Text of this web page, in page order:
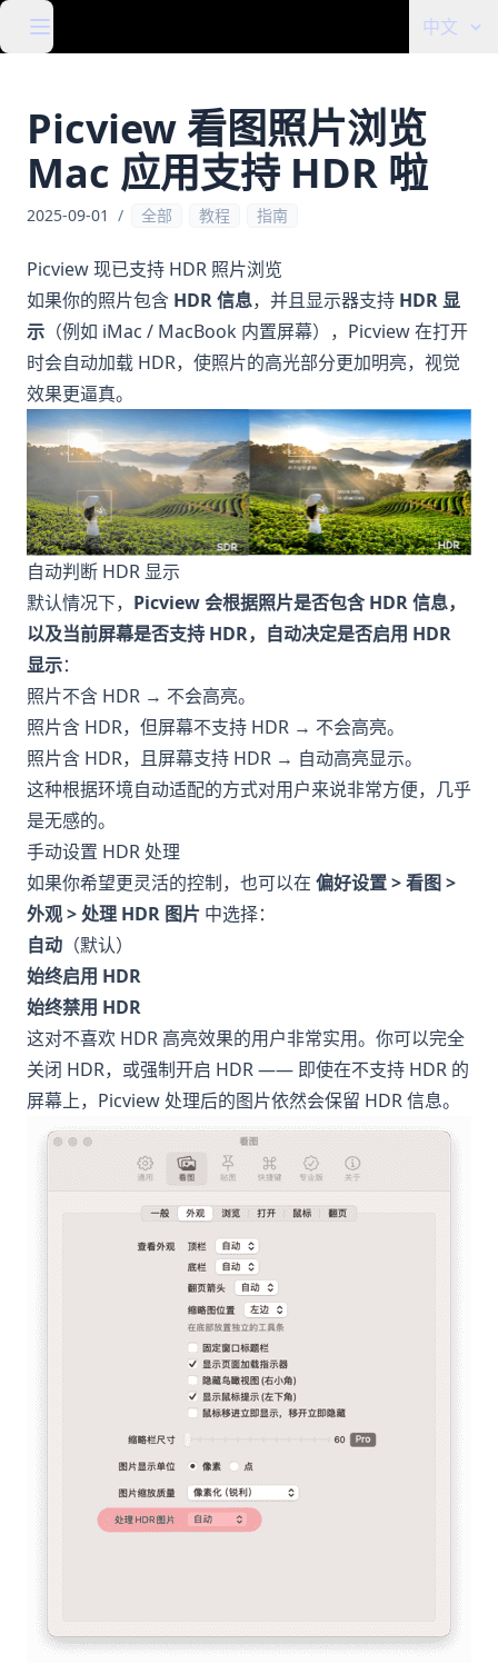
中文
Picview 看图照片浏览
Mac 应用支持 HDR 啦
2025-09-01 / 全部 教程 指南
Picview 现已支持 HDR 照片浏览
如果你的照片包含 HDR 信息，并且显示器支持 HDR 显
示 （例如 iMac / MacBook 内置屏幕），Picview 在打开
时会自动加载 HDR，使照片的高光部分更加明亮，视觉
效果更逼真。
自动判断 HDR 显示
默认情况下， Picview 会根据照片是否包含 HDR 信息，
以及当前屏幕是否支持 HDR，自动决定是否启用 HDR
显示：
照片不含 HDR → 不会高亮。
照片含 HDR，但屏幕不支持 HDR → 不会高亮。
照片含 HDR，且屏幕支持 HDR → 自动高亮显示。
这种根据环境自动适配的方式对用户来说非常方便，几乎
是无感的。
手动设置 HDR 处理
如果你希望更灵活的控制，也可以在 偏好设置 > 看图 >
外观 > 处理 HDR 图片 中选择：
自动 （默认）
始终启用 HDR
始终禁用 HDR
这对不喜欢 HDR 高亮效果的用户非常实用。你可以完全
关闭 HDR，或强制开启 HDR —— 即使在不支持 HDR 的
屏幕上，Picview 处理后的图片依然会保留 HDR 信息。